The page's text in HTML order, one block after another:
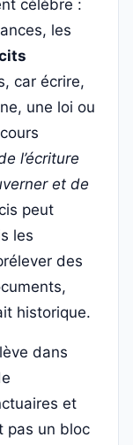
célèbre :
les
car écrire,
une loi ou
l’écriture
et de
peut
les
des
historique.
dans
et
pas un bloc